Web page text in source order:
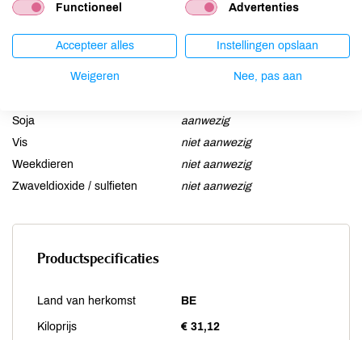
Mosterd
aanwezig
Noten
aanwezig
Schaaldieren
niet aanwezig
Soja
aanwezig
Vis
niet aanwezig
Weekdieren
niet aanwezig
Zwaveldioxide / sulfieten
niet aanwezig
Productspecificaties
Land van herkomst BE
Kiloprijs € 31,12
Functioneel Advertenties
Accepteer alles Instellingen opslaan
Weigeren Nee, pas aan